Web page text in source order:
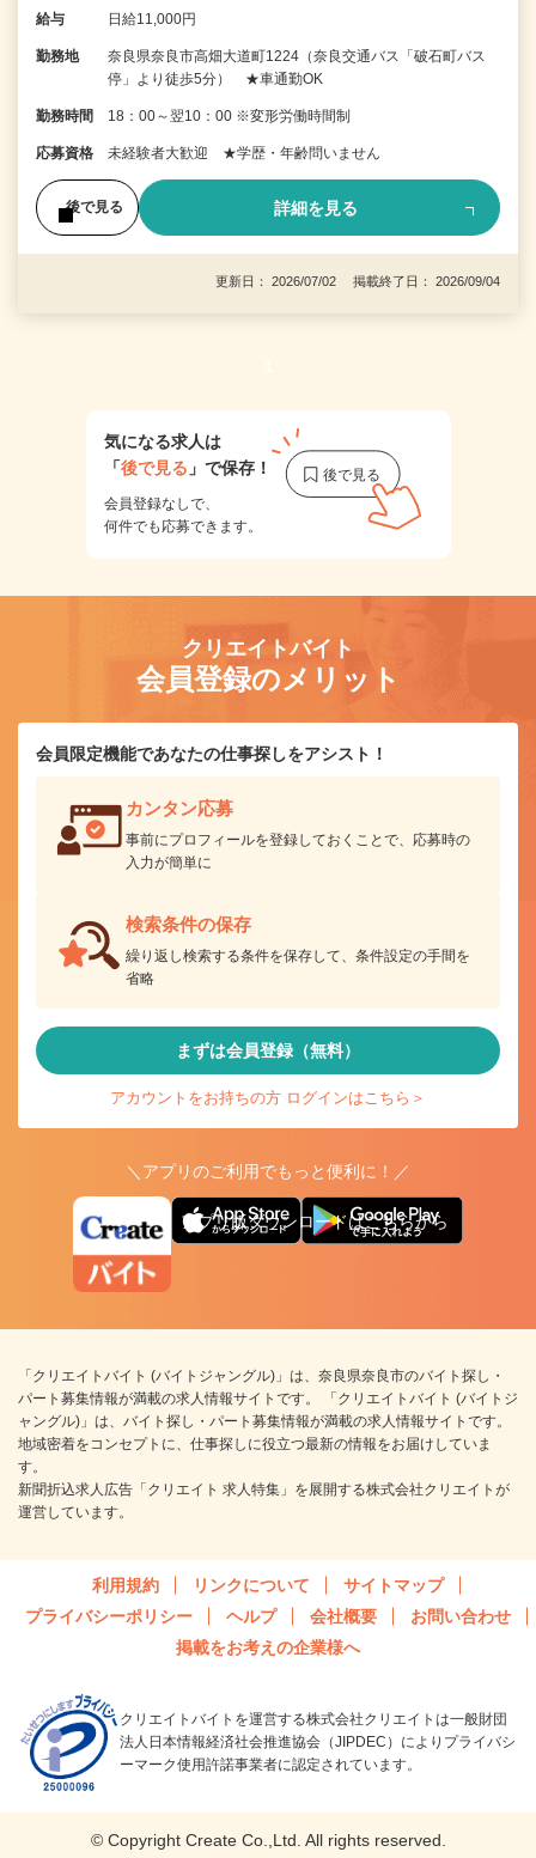
給与 日給11,000円
勤務地
奈良県奈良市高畑大道町1224（奈良交通バス「破石町バス
停」より徒歩5分） ★車通勤OK
勤務時間 18：00～翌10：00 ※変形労働時間制
応募資格 未経験者大歓迎 ★学歴・年齢問いません
後で見る 詳細を見る
更新日： 2026/07/02 掲載終了日： 2026/09/04
1
気になる求人は
「後で見る 」で保存！
会員登録なしで、
何件でも応募できます。
クリエイトバイト
会員登録のメリット
会員限定機能であなたの仕事探しをアシスト！
カンタン応募
事前にプロフィールを登録しておくことで、応募時の
入力が簡単に
検索条件の保存
繰り返し検索する条件を保存して、条件設定の手間を
省略
まずは会員登録（無料）
アカウントをお持ちの方 ログインはこちら＞
＼アプリのご利用でもっと便利に！／
アプリ版ダウンロードはこちらから
「クリエイトバイト (バイトジャングル)」は、奈良県奈良市のバイト探し・
パート募集情報が満載の求人情報サイトです。 「クリエイトバイト (バイトジ
ャングル)」は、バイト探し・パート募集情報が満載の求人情報サイトです。
地域密着をコンセプトに、仕事探しに役立つ最新の情報をお届けしていま
す。
新聞折込求人広告「クリエイト 求人特集」を展開する株式会社クリエイトが
運営しています。
利用規約 リンクについて
サイトマップ
プライバシーポリシー
ヘルプ 会社概要
お問い合わせ
掲載をお考えの企業様へ
クリエイトバイトを運営する株式会社クリエイトは一般財団
法人日本情報経済社会推進協会（JIPDEC）によりプライバシ
ーマーク使用許諾事業者に認定されています。
© Copyright Create Co.,Ltd. All rights reserved.